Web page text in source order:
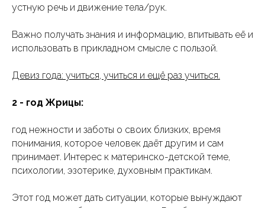
устную речь и движение тела/рук.
Важно получать знания и информацию, впитывать её и
использовать в прикладном смысле с пользой.
Девиз года: учиться, учиться и ещё раз учиться.
2 - год Жрицы:
год нежности и заботы о своих близких, время
понимания, которое человек даёт другим и сам
принимает. Интерес к материнско-детской теме,
психологии, эзотерике, духовным практикам.
Этот год может дать ситуации, которые вынуждают